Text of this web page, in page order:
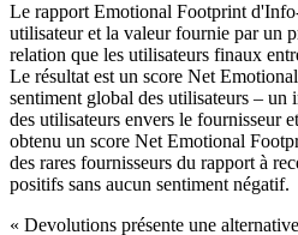
Le rapport Emotional Footprint
utilisateur et la valeur fournie par un
relation que les utilisateurs finaux
Le résultat est un score Net
sentiment global des utilisateurs – un
des utilisateurs envers le fournisseur
obtenu un score Net Emotional
des rares fournisseurs du rapport à
positifs sans aucun sentiment négatif.
« Devolutions présente une